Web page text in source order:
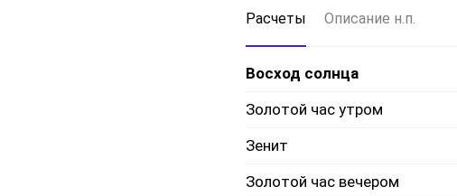
Расчеты Описание н.п.
Восход солнца
Золотой час утром
Зенит
Золотой час вечером